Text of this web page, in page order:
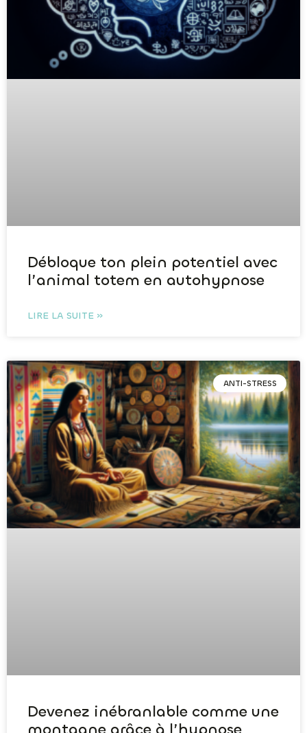
Débloque ton plein potentiel avec
l’animal totem en autohypnose
LIRE LA SUITE »
ANTI-STRESS
Devenez inébranlable comme une